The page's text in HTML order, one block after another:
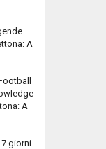
A
A
giorni